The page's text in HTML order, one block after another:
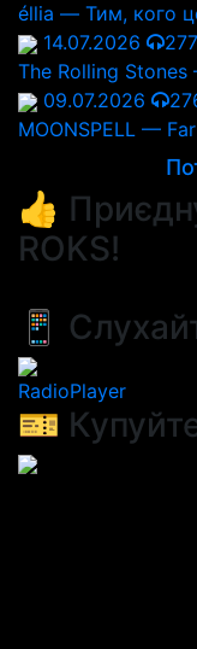
éllia — Тим, кого
14.07.2026
277
The Rolling
09.07.2026
MOONSPELL —
👍
ROKS!
📱
RadioPlayer
🎫